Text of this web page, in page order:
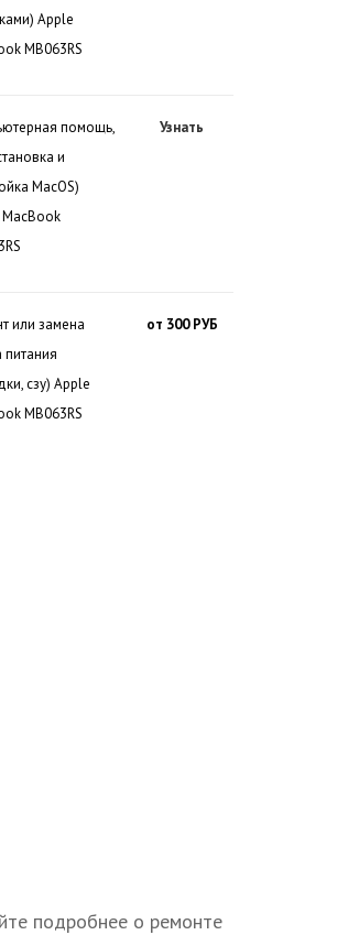
Apple
MB063RS
помощь,
и
MacOS)
Узнать
или замена
питания
сзу) Apple
MB063RS
от 300 РУБ
подробнее о ремонте